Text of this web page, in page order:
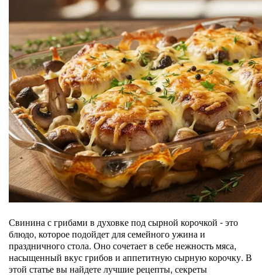
Свинина с грибами в духовке под сырной корочкой - это
блюдо, которое подойдет для семейного ужина и
праздничного стола. Оно сочетает в себе нежность мяса,
насыщенный вкус грибов и аппетитную сырную корочку. В
этой статье вы найдете лучшие рецепты, секреты